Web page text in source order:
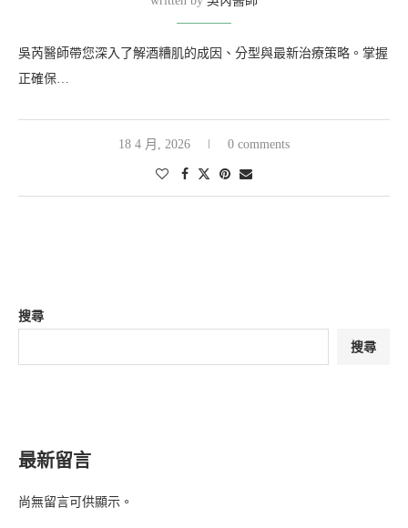
吳芮醫師帶您深入了解酒糟肌的成因、分型與最新治療策略。掌握
正確保…
18 4 月, 2026 0 comments
搜尋
搜尋
最新留言
尚無留言可供顯示。